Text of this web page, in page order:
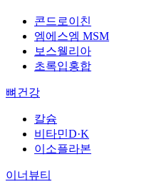
콘드로이친
엠에스엠 MSM
보스웰리아
초록입홍합
뼈건강
칼슘
비타민D·K
이소플라본
이너뷰티